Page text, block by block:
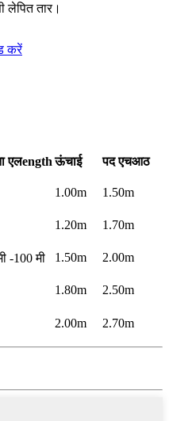
लेपित तार।
करें
एलengthऊंचाई पदएचआठ
-100 मी
1.00m 1.50m
1.20m 1.70m
1.50m 2.00m
1.80m 2.50m
2.00m 2.70m